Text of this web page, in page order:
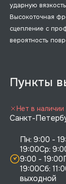
ударную
Высокоточная
сцепление с
вероятность
Пункты
Санкт-
Пн: 9:00 -
19:00Ср:
9:00 -
19:00Сб:
выходной
Нет в наличии